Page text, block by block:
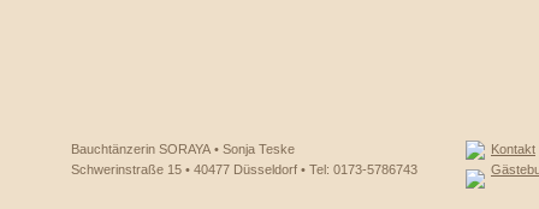
Bauchtänzerin SORAYA • Sonja Teske
Schwerinstraße 15 • 40477 Düsseldorf • Tel: 0173-5786743
Kontakt